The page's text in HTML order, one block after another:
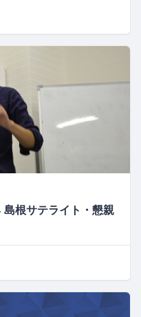
根サテライト・懇親